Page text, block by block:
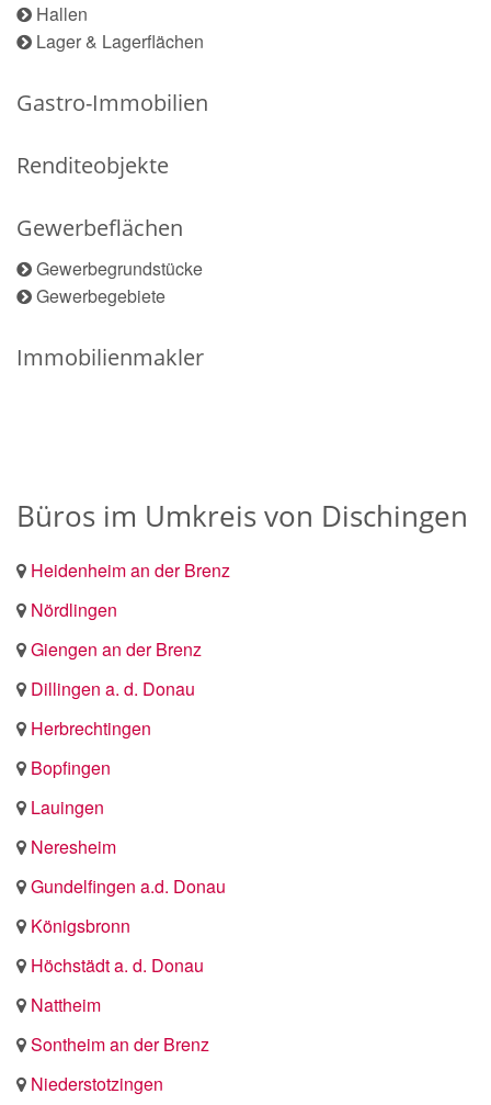
Hallen
Lager & Lagerflächen
Gastro-Immobilien
Renditeobjekte
Gewerbeflächen
Gewerbegrundstücke
Gewerbegebiete
Immobilienmakler
Büros im Umkreis von Dischingen
Heidenheim an der Brenz
Nördlingen
Giengen an der Brenz
Dillingen a. d. Donau
Herbrechtingen
Bopfingen
Lauingen
Neresheim
Gundelfingen a.d. Donau
Königsbronn
Höchstädt a. d. Donau
Nattheim
Sontheim an der Brenz
Niederstotzingen